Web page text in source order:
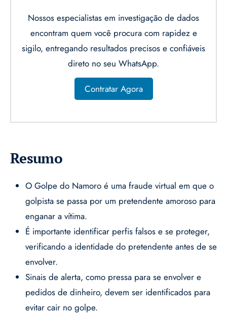
Nossos especialistas em investigação de dados
encontram quem você procura com rapidez e
sigilo, entregando resultados precisos e confiáveis
direto no seu WhatsApp.
Contratar Agora
Resumo
O Golpe do Namoro é uma fraude virtual em que o
golpista se passa por um pretendente amoroso para
enganar a vítima.
É importante identificar perfis falsos e se proteger,
verificando a identidade do pretendente antes de se
envolver.
Sinais de alerta, como pressa para se envolver e
pedidos de dinheiro, devem ser identificados para
evitar cair no golpe.